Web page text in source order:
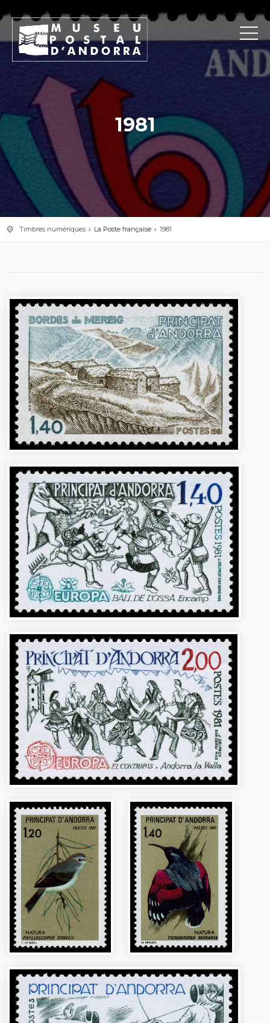
1981
Timbres numériques La Poste française 1981